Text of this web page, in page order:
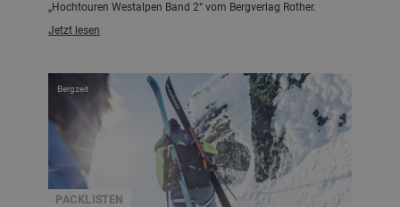
„Hochtouren Westalpen Band 2“ vom Bergverlag Rother.
Jetzt lesen
PACKLISTEN
Bergzeit